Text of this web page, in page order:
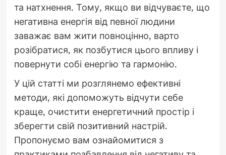
та натхнення. Тому, якщо ви відчуваєте, що
негативна енергія від певної людини
заважає вам жити повноцінно, варто
розібратися, як позбутися цього впливу і
повернути собі енергію та гармонію.
У цій статті ми розглянемо ефективні
методи, які допоможуть відчути себе
краще, очистити енергетичний простір і
зберегти свій позитивний настрій.
Пропонуємо вам ознайомитися з